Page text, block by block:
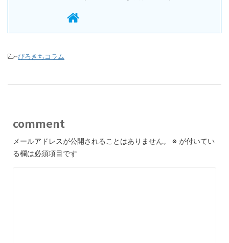
-ぴろきちコラム
comment
メールアドレスが公開されることはありません。 ※ が付いてい
る欄は必須項目です